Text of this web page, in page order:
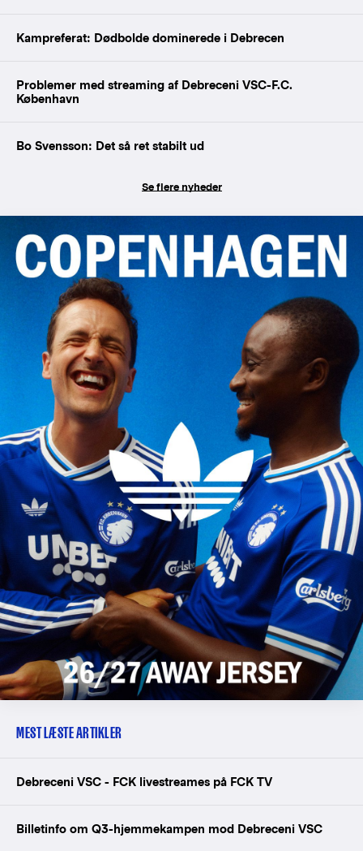
Kampreferat: Dødbolde dominerede i Debrecen
Problemer med streaming af Debreceni VSC-F.C.
København
Bo Svensson: Det så ret stabilt ud
Se flere nyheder
MEST LÆSTE ARTIKLER
Debreceni VSC - FCK livestreames på FCK TV
Billetinfo om Q3-hjemmekampen mod Debreceni VSC